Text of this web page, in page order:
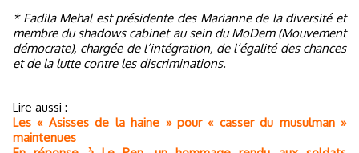
* Fadila Mehal est présidente des Marianne de la diversité et
membre du shadows cabinet au sein du MoDem (Mouvement
démocrate), chargée de l’intégration, de l’égalité des chances
et de la lutte contre les discriminations.
Lire aussi :
Les « Asisses de la haine » pour « casser du musulman »
maintenues